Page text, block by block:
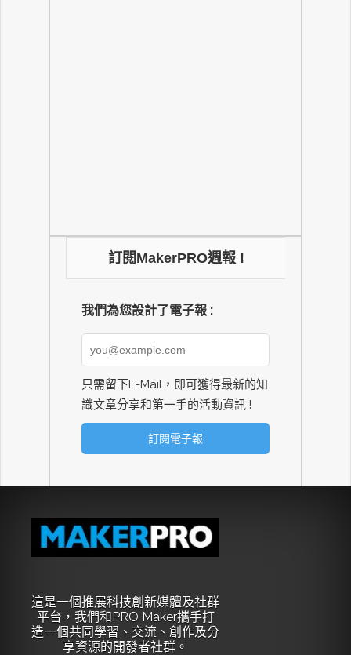
訂閱MakerPRO週報 !
我們為您設計了電子報 :
只需留下E-Mail，即可獲得最新的知
識文章分享和第一手的活動資訊 !
這是一個推展科技創新媒體及社群
平台，我們和PRO Maker攜手打
造一個共同學習、交流、創作及分
享資源的開發者社群。